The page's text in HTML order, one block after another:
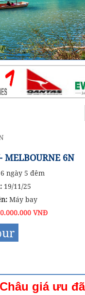
MELBOURNE 6N
6 ngày 5 đêm
19/11/25
Máy bay
VNĐ
giá ưu